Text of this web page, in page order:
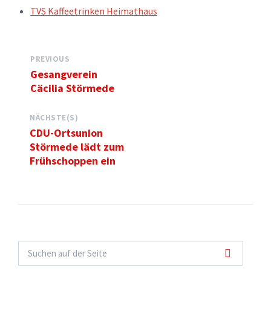
TAGS:TVS Kaffeetrinken Heimathaus
PREVIOUS
Gesangverein
Cäcilia Störmede
NÄCHSTE(S)
CDU-Ortsunion
Störmede lädt zum
Frühschoppen ein